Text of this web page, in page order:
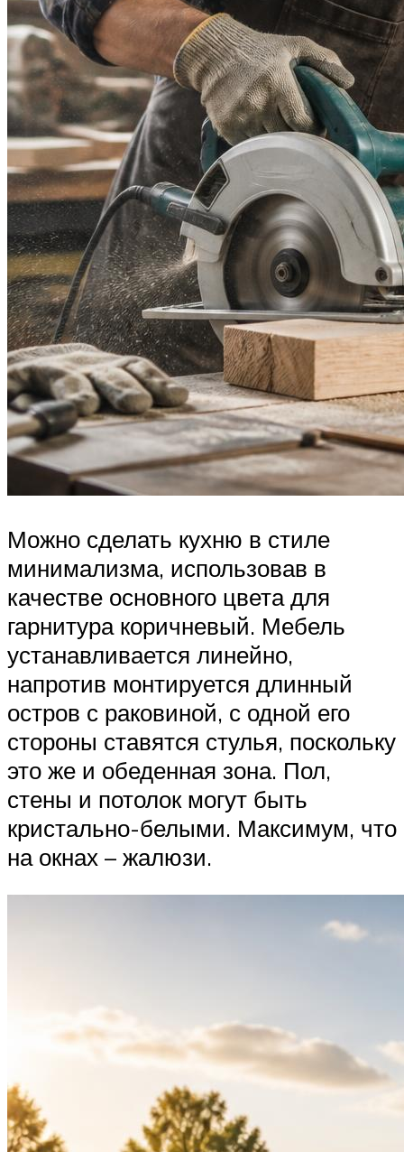
Можно сделать кухню в стиле
минимализма, использовав в
качестве основного цвета для
гарнитура коричневый. Мебель
устанавливается линейно,
напротив монтируется длинный
остров с раковиной, с одной его
стороны ставятся стулья, поскольку
это же и обеденная зона. Пол,
стены и потолок могут быть
кристально-белыми. Максимум, что
на окнах – жалюзи.